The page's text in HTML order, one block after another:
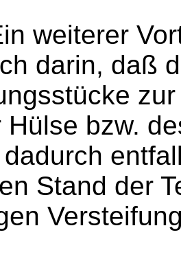
weiterer
darin, daß
Hülse bzw.
Stand der